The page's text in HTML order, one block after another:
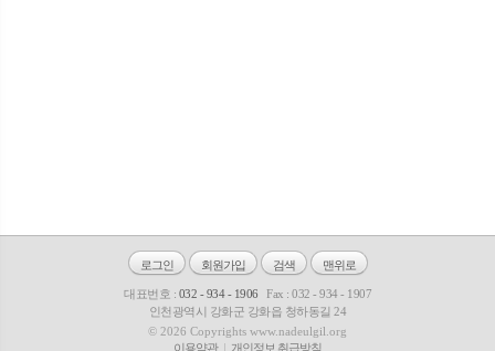
로그인 회원가입 검색 맨위로
대표번호 : 032 - 934 - 1906
Fax : 032 - 934 - 1907
인천광역시 강화군 강화읍 청하동길 24
© 2026 Copyrights www.nadeulgil.org
이용약관
개인정보 취급방침